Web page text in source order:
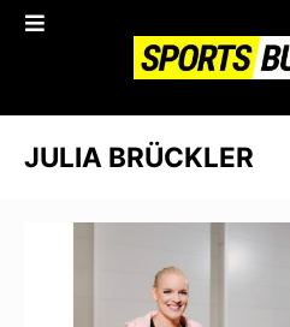
JULIA BRÜCKLER